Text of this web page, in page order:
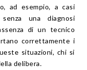
ad esempio, a casi
una diagnosi
di un tecnico
correttamente i
situazioni, chi si
delibera.